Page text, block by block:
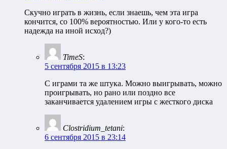
Скучно играть в жизнь, если знаешь, чем эта игра
кончится, со 100% вероятностью. Или у кого-то есть
надежда на иной исход?)
TimeS:
5 сентября 2015 в 13:23
С играми та же штука. Можно выигрывать, можно
проигрывать, но рано или поздно все
заканчивается удалением игры с жесткого диска
Clostridium_tetani:
6 сентября 2015 в 23:14